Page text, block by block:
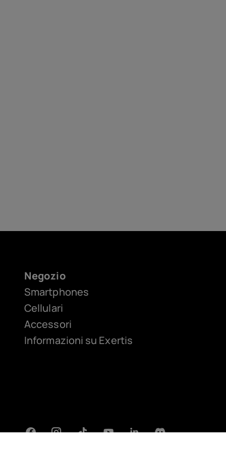
Negozio
Smartphones
Cellulari
Accessori
Informazioni su Exertis